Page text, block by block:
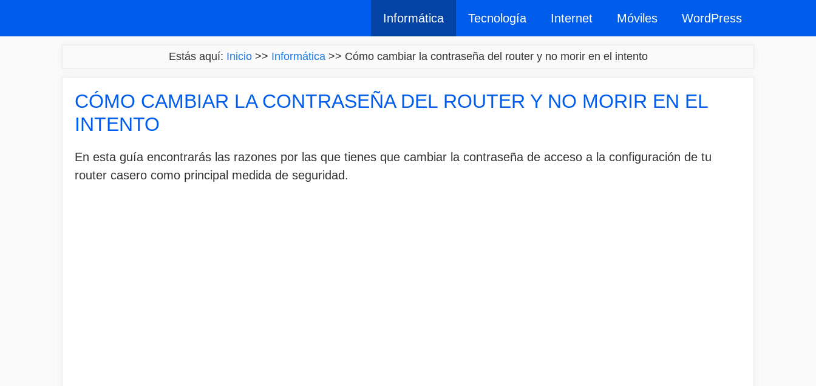
Informática Tecnología Internet Móviles WordPress
Estás aquí: Inicio>> Informática>> Cómo cambiar la contraseña del router y no morir en el intento
CÓMO CAMBIAR LA CONTRASEÑA DEL ROUTER Y NO MORIR EN EL
INTENTO
En esta guía encontrarás las razones por las que tienes que cambiar la contraseña de acceso a la configuración de tu
router casero como principal medida de seguridad.